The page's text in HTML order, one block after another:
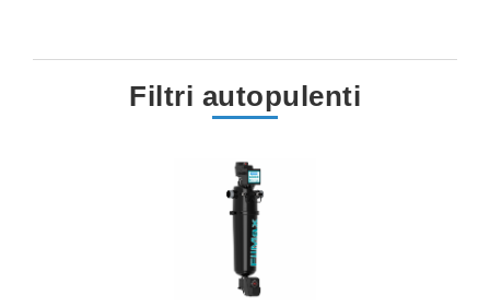
Filtri autopulenti